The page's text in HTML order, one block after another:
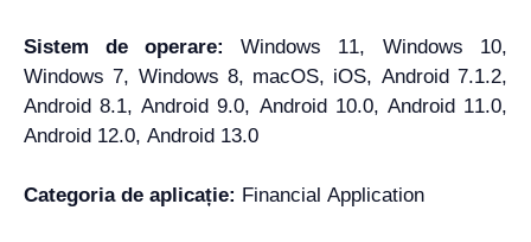
Sistem de operare: Windows 11, Windows 10,
Windows 7, Windows 8, macOS, iOS, Android 7.1.2,
Android 8.1, Android 9.0, Android 10.0, Android 11.0,
Android 12.0, Android 13.0
Categoria de aplicație: Financial Application